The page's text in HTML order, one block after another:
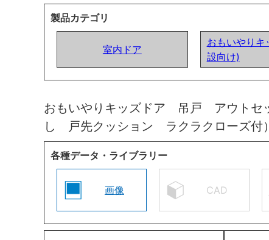
製品カテゴリ
室内ドア
おもいやりキ
設向け)
おもいやりキッズドア 吊戸 アウト
し 戸先クッション ラクラクローズ付
各種データ・ライブラリー
画像 CAD